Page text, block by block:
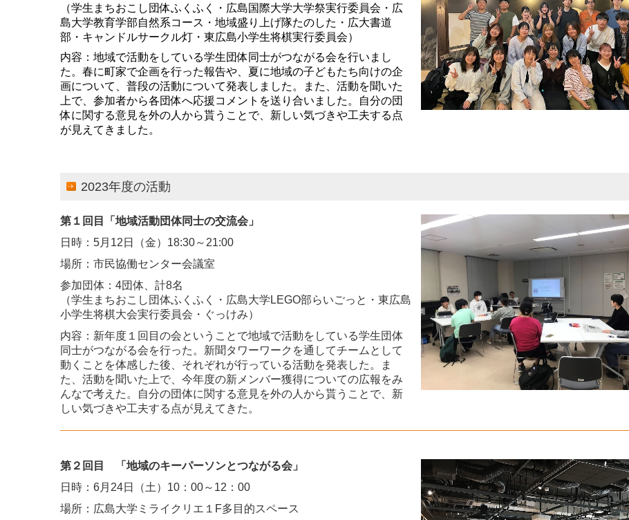
（学生まちおこし団体ふくふく・広島国際大学大学祭実行委員会・広
島大学教育学部自然系コース・地域盛り上げ隊たのした・広大書道
部・キャンドルサークル灯・東広島小学生将棋実行委員会）
内容：地域で活動をしている学生団体同士がつながる会を行いまし
た。春に町家で企画を行った報告や、夏に地域の子どもたち向けの企
画について、普段の活動について発表しました。また、活動を聞いた
上で、参加者から各団体へ応援コメントを送り合いました。自分の団
体に関する意見を外の人から貰うことで、新しい気づきや工夫する点
が見えてきました。
2023年度の活動
第１回目「地域活動団体同士の交流会」
日時：5月12日（金）18:30～21:00
場所：市民協働センター会議室
参加団体：4団体、計8名
（学生まちおこし団体ふくふく・広島大学LEGO部らいごっと・東広島
小学生将棋大会実行委員会・ぐっけみ）
内容：新年度１回目の会ということで地域で活動をしている学生団体
同士がつながる会を行った。新聞タワーワークを通してチームとして
動くことを体感した後、それぞれが行っている活動を発表した。ま
た、活動を聞いた上で、今年度の新メンバー獲得についての広報をみ
んなで考えた。自分の団体に関する意見を外の人から貰うことで、新
しい気づきや工夫する点が見えてきた。
第２回目 「地域のキーパーソンとつながる会」
日時：6月24日（土）10：00～12：00
場所：広島大学ミライクリエ１F多目的スペース